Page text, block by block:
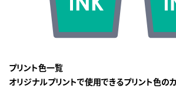
プリント色一覧
オリジナルプリントで使用できるプリント色の